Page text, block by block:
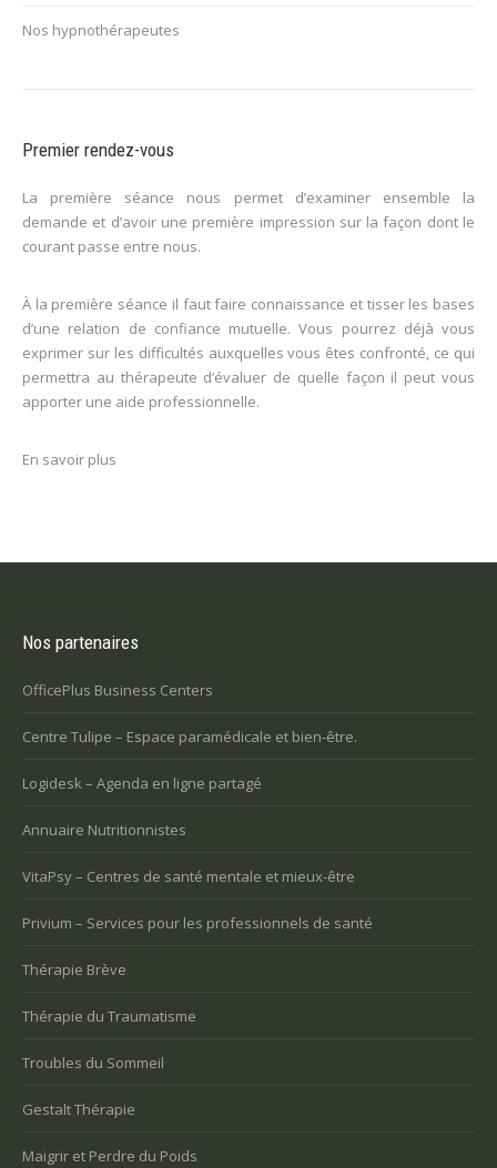
Nos hypnothérapeutes
Premier rendez-vous
La première séance nous permet d’examiner ensemble la
demande et d’avoir une première impression sur la façon dont le
courant passe entre nous.
À la première séance il faut faire connaissance et tisser les bases
d’une relation de confiance mutuelle. Vous pourrez déjà vous
exprimer sur les difficultés auxquelles vous êtes confronté, ce qui
permettra au thérapeute d’évaluer de quelle façon il peut vous
apporter une aide professionnelle.
En savoir plus
Nos partenaires
OfficePlus Business Centers
Centre Tulipe – Espace paramédicale et bien-être.
Logidesk – Agenda en ligne partagé
Annuaire Nutritionnistes
VitaPsy – Centres de santé mentale et mieux-être
Privium – Services pour les professionnels de santé
Thérapie Brève
Thérapie du Traumatisme
Troubles du Sommeil
Gestalt Thérapie
Maigrir et Perdre du Poids